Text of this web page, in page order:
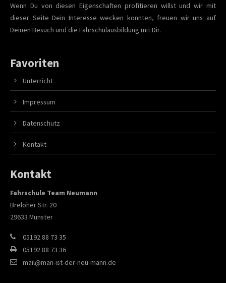
Wenn Du von diesen Eigenschaften profitieren willst und wir mit
dieser Seite Dein Interesse wecken konnten, freuen wir uns auf
Deinen Besuch und die Fahrschulausbildung mit Dir.
Favoriten
Unterricht
Impressum
Datenschutz
Kontakt
Kontakt
Fahrschule Team Neumann
Breloher Str. 20
29633 Munster
05192 88 73 35
05192 88 73 36
mail@man-ist-der-neu-mann.de